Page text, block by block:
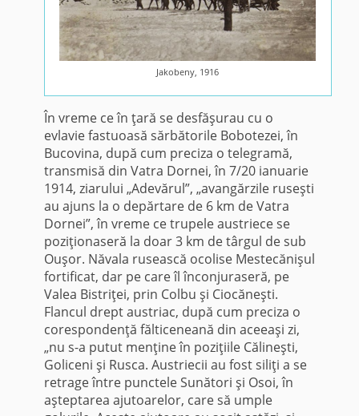
Jakobeny, 1916
În vreme ce în ţară se desfăşurau cu o
evlavie fastuoasă sărbătorile Bobotezei, în
Bucovina, după cum preciza o telegramă,
transmisă din Vatra Dornei, în 7/20 ianuarie
1914, ziarului „Adevărul”, „avangărzile ruseşti
au ajuns la o depărtare de 6 km de Vatra
Dornei”, în vreme ce trupele austriece se
poziţionaseră la doar 3 km de târgul de sub
Ouşor. Năvala rusească ocolise Mestecănişul
fortificat, dar pe care îl înconjuraseră, pe
Valea Bistriţei, prin Colbu şi Ciocăneşti.
Flancul drept austriac, după cum preciza o
corespondenţă fălticeneană din aceeaşi zi,
„nu s-a putut menţine în poziţiile Călineşti,
Goliceni şi Rusca. Austriecii au fost siliţi a se
retrage între punctele Sunători şi Osoi, în
aşteptarea ajutoarelor, care să umple